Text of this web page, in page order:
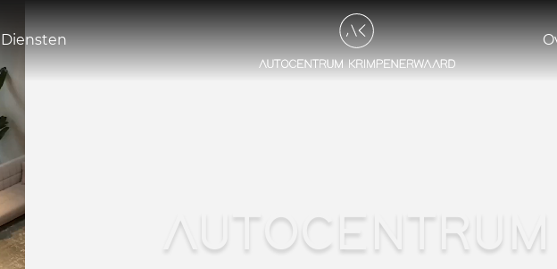
Diensten
AUTOCENTRUM